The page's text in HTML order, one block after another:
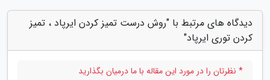
دیدگاه های مرتبط با "روش درست تمیز کردن ایرپاد ، تمیز
کردن توری ایرپاد"
* نظرتان را در مورد این مقاله با ما درمیان بگذارید